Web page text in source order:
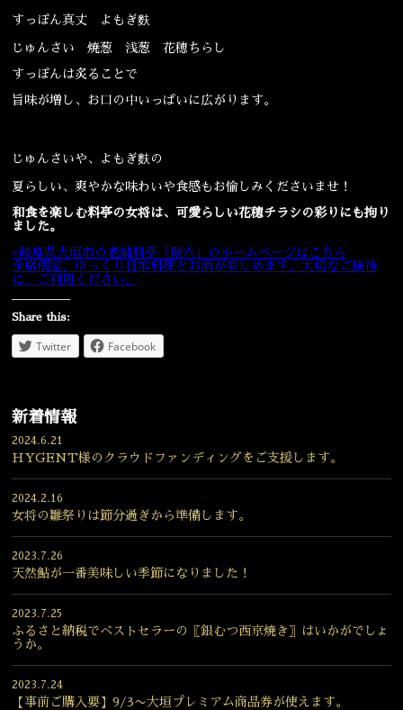
すっぽん真丈 よもぎ麩
じゅんさい 焼葱 浅葱 花穂ちらし
すっぽんは炙ることで
旨味が増し、お口の中いっぱいに広がります。
じゅんさいや、よもぎ麩の
夏らしい、爽やかな味わいや食感もお愉しみくださいませ！
和食を楽しむ料亭の女将は、可愛らしい花穂チラシの彩りにも拘り
ました。
»岐阜県大垣市の老舗料亭「助六」のホームページはこちら
全席個室。ゆっくり日本料理とお酒が楽しめます。大切なご接待
に、ご利用ください。
Share this:
Twitter Facebook
新着情報
2024.6.21
HYGENT様のクラウドファンディングをご支援します。
2024.2.16
女将の雛祭りは節分過ぎから準備します。
2023.7.26
天然鮎が一番美味しい季節になりました！
2023.7.25
ふるさと納税でベストセラーの〖銀むつ西京焼き〗はいかがでしょ
うか。
2023.7.24
【事前ご購入要】9/3〜大垣プレミアム商品券が使えます。